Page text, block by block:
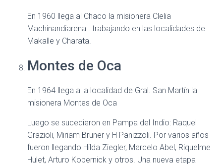
En 1960 llega al Chaco la misionera Clelia
Machinandiarena . trabajando en las localidades de
Makalle y Charata.
Montes de Oca
En 1964 llega a la localidad de Gral. San Martín la
misionera Montes de Oca
Luego se sucedieron en Pampa del Indio: Raquel
Grazioli, Miriam Bruner y H Panizzoli. Por varios años
fueron llegando Hilda Ziegler, Marcelo Abel, Riquelme
Hulet, Arturo Kobernick y otros. Una nueva etapa